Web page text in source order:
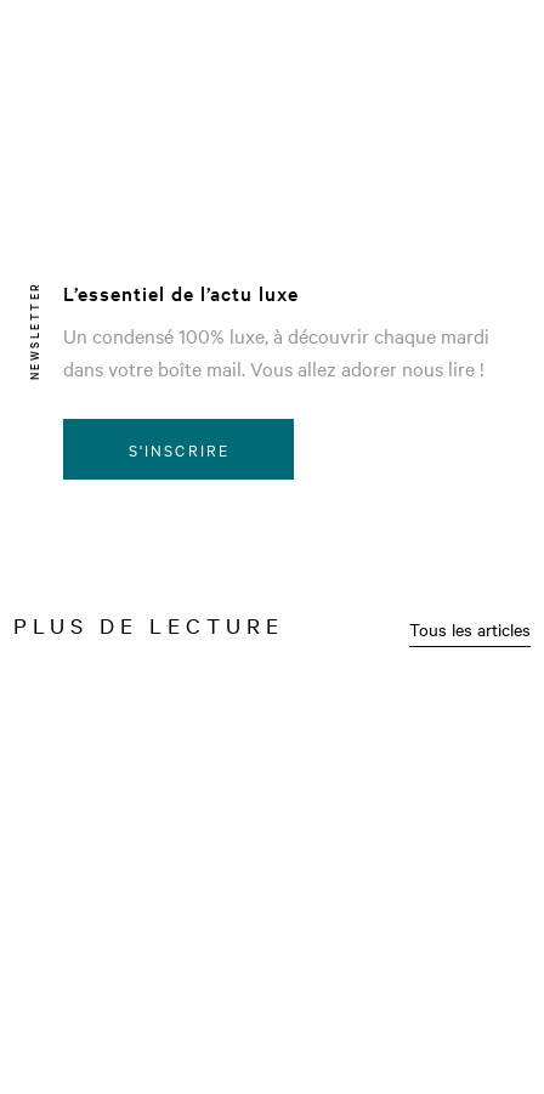
NEWSLETTER
L’essentiel de l’actu luxe
Un condensé 100% luxe, à découvrir chaque mardi
dans votre boîte mail. Vous allez adorer nous lire !
S'INSCRIRE
PLUS DE LECTURE Tous les articles